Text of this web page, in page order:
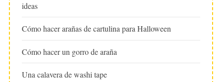
ideas
Cómo hacer arañas de cartulina para Halloween
Cómo hacer un gorro de araña
Una calavera de washi tape